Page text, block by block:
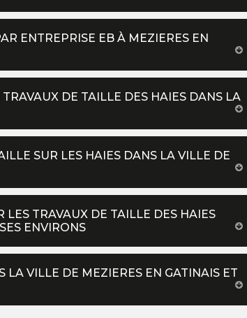
ENTREPRISE EB À MEZIERES EN
DE TAILLE DES HAIES DANS LA
SUR LES HAIES DANS LA VILLE DE
TRAVAUX DE TAILLE DES HAIES
ENVIRONS
LA VILLE DE MEZIERES EN GATINAIS ET